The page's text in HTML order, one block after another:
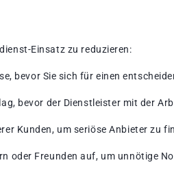
Einsatz zu reduzieren:
bevor Sie sich für einen
bevor der Dienstleister mit der
Kunden, um seriöse Anbieter zu
oder Freunden auf, um unnötige